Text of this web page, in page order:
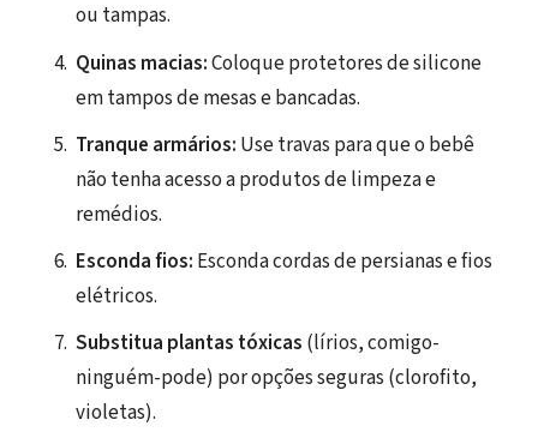
ou tampas.
Quinas macias:Coloque protetores de silicone
em tampos de mesas e bancadas.
Tranque armários: Use travas para que o bebê
não tenha acesso a produtos de limpeza e
remédios.
Esconda fios: Esconda cordas de persianas e fios
elétricos.
Substitua plantas tóxicas (lírios, comigo-
ninguém-pode) por opções seguras (clorofito,
violetas).